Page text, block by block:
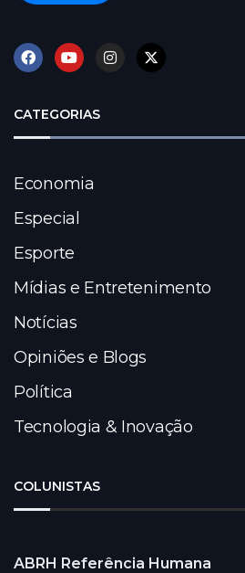
CATEGORIAS
Economia
Especial
Esporte
Mídias e Entretenimento
Notícias
Opiniões e Blogs
Política
Tecnologia & Inovação
COLUNISTAS
ABRH Referência Humana